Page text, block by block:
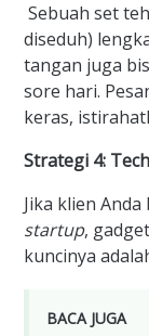
Sebuah set
diseduh)
tangan juga
sore hari.
keras,
Strategi 4:
Jika klien
startup,
kuncinya
BACA JUGA